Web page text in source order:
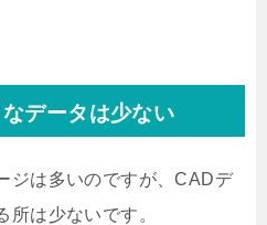
データは少ない
ジは多いのですが、CADデ
所は少ないです。